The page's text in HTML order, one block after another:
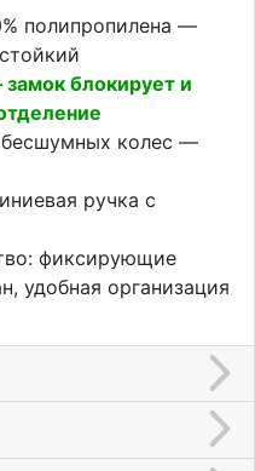
полипропилена —
блокирует и
колес —
ручка с
фиксирующие
удобная организация